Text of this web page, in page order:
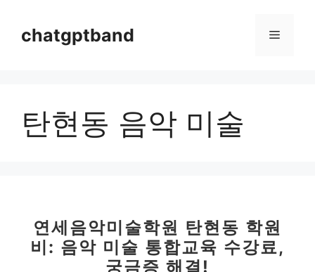
chatgptband 메
탄현동 음악 미술
연세음악미술학원 탄현동 학원
비: 음악 미술 통합교육 수강료,
궁금증 해결!